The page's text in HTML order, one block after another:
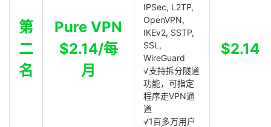
第
二
名
Pure VPN
$2.14/每
月
IPSec, L2TP,
OpenVPN,
IKEv2, SSTP,
SSL,
WireGuard
√支持拆分隧道
功能，可指定
程序走VPN通
道
√1百多万用户
$2.14